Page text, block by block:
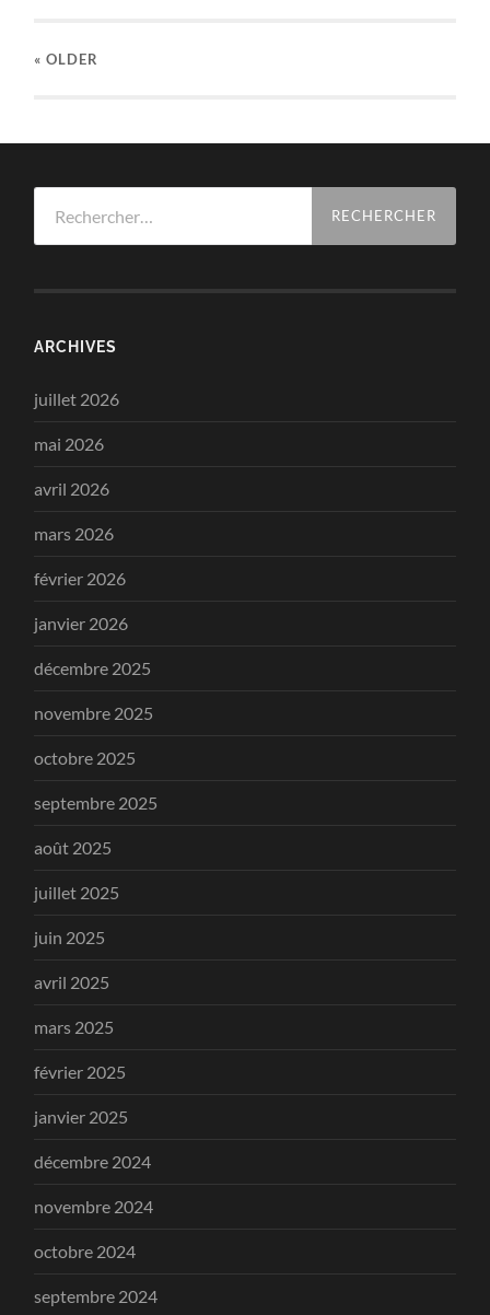
« OLDER
ARCHIVES
juillet 2026
mai 2026
avril 2026
mars 2026
février 2026
janvier 2026
décembre 2025
novembre 2025
octobre 2025
septembre 2025
août 2025
juillet 2025
juin 2025
avril 2025
mars 2025
février 2025
janvier 2025
décembre 2024
novembre 2024
octobre 2024
septembre 2024